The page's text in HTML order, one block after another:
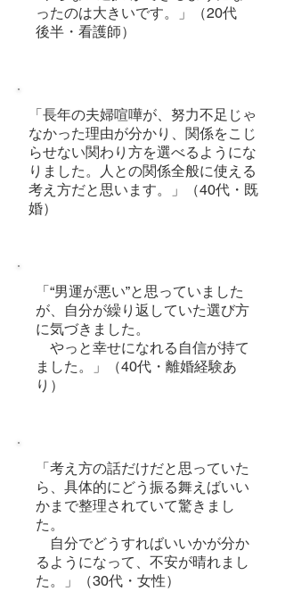
ったのは大きいです。」（20代
後半・看護師）
「長年の夫婦喧嘩が、努力不足じゃ
なかった理由が分かり、関係をこじ
らせない関わり方を選べるようにな
りました。人との関係全般に使える
考え方だと思います。」（40代・既
婚）
「“男運が悪い”と思っていました
が、自分が繰り返していた選び方
に気づきました。
やっと幸せになれる自信が持て
ました。」（40代・離婚経験あ
り）
「考え方の話だけだと思っていた
ら、具体的にどう振る舞えばいい
かまで整理されていて驚きまし
た。
自分でどうすればいいかが分か
るようになって、不安が晴れまし
た。」（30代・女性）